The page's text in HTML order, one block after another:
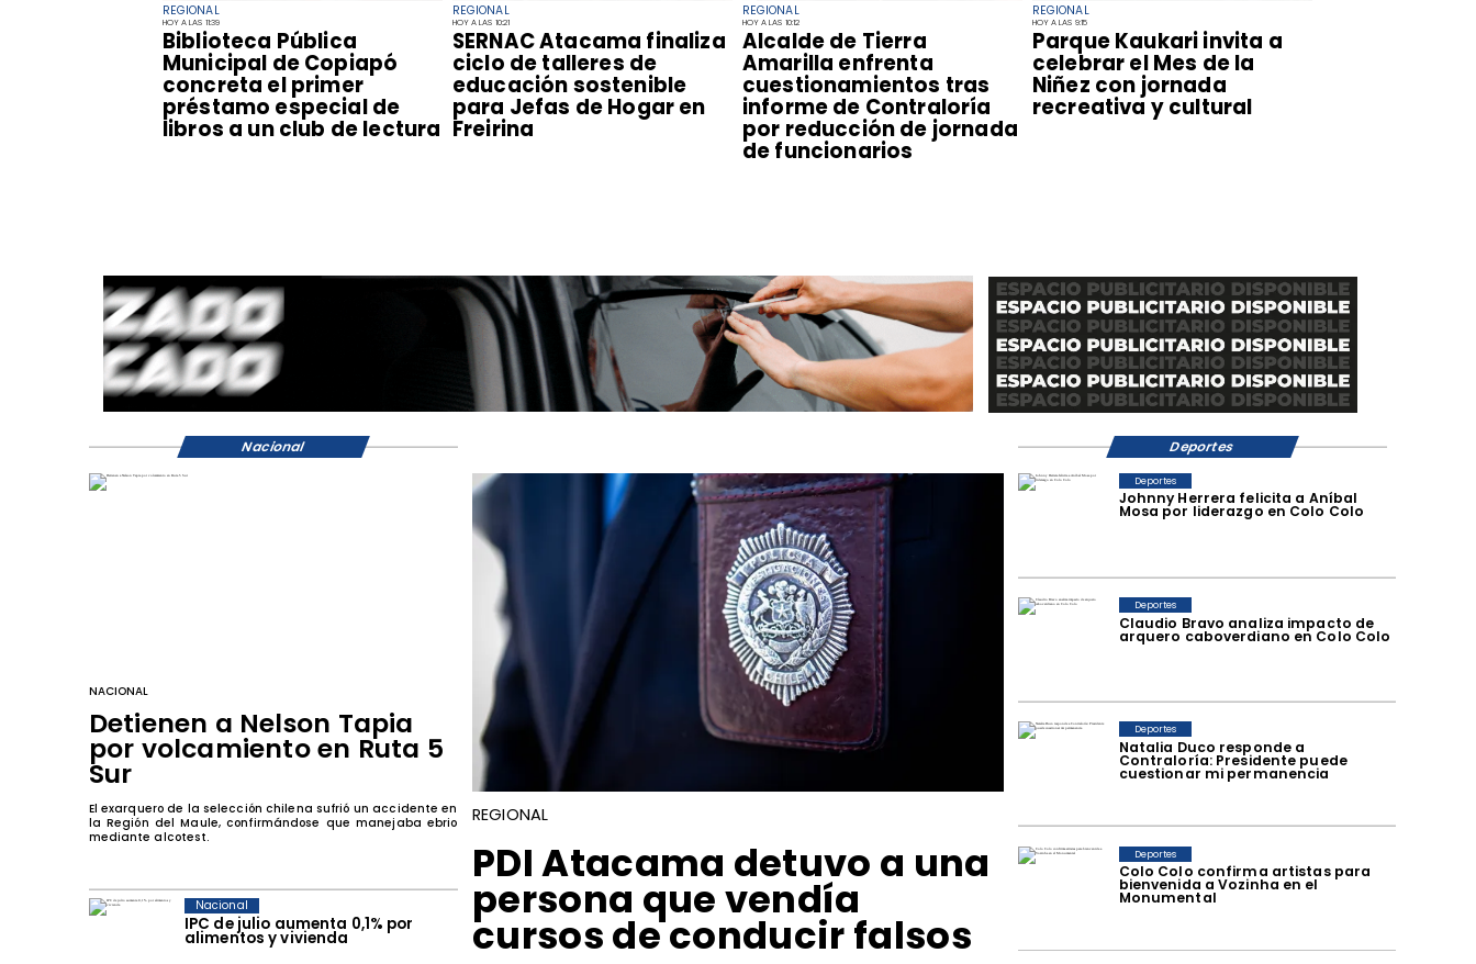
REGIONAL
HOY A LAS 11:39
​Biblioteca Pública
Municipal de Copiapó
concreta el primer
préstamo especial de
libros a un club de lectura
REGIONAL
HOY A LAS 10:21
SERNAC Atacama finaliza
ciclo de talleres de
educación sostenible
para Jefas de Hogar en
Freirina
REGIONAL
HOY A LAS 10:12
​Alcalde de Tierra
Amarilla enfrenta
cuestionamientos tras
informe de Contraloría
por reducción de jornada
de funcionarios
REGIONAL
HOY A LAS 9:15
Parque Kaukari invita a
celebrar el Mes de la
Niñez con jornada
recreativa y cultural
Johnny Herrera felicita a Aníbal
Mosa por liderazgo en Colo Colo
Deportes
Claudio Bravo analiza impacto de
arquero caboverdiano en Colo Colo
Deportes
Natalia Duco responde a
Contraloría: Presidente puede
cuestionar mi permanencia
Deportes
Colo Colo confirma artistas para
bienvenida a Vozinha en el
Monumental
Deportes
IPC de julio aumenta 0,1% por
alimentos y vivienda
Nacional
NACIONAL
Detienen a Nelson Tapia
por volcamiento en Ruta 5
Sur
El exarquero de la selección chilena sufrió un accidente en
la Región del Maule, confirmándose que manejaba ebrio
mediante alcotest.
REGIONAL
​PDI Atacama detuvo a una
persona que vendía
cursos de conducir falsos
Nacional Deportes